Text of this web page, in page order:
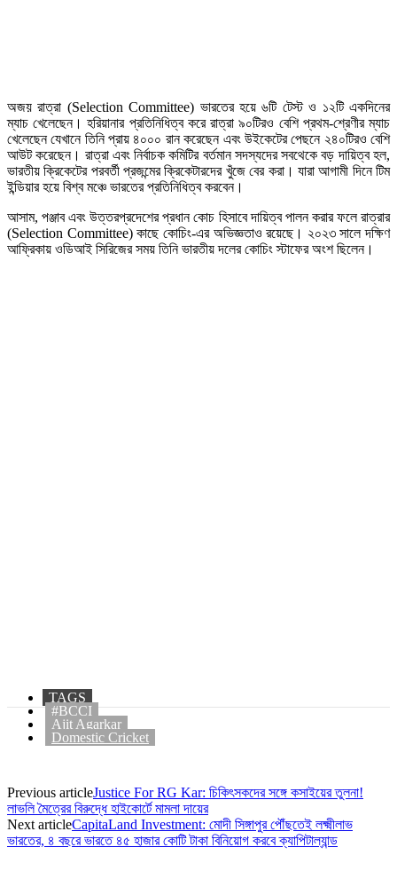
অজয় রাত্রা (Selection Committee) ভারতের হয়ে ৬টি টেস্ট ও ১২টি একদিনের
ম্যাচ খেলেছেন। হরিয়ানার প্রতিনিধিত্ব করে রাত্রা ৯০টিরও বেশি প্রথম-শ্রেণীর ম্যাচ
খেলেছেন যেখানে তিনি প্রায় ৪০০০ রান করেছেন এবং উইকেটের পেছনে ২৪০টিরও বেশি
আউট করেছেন। রাত্রা এবং নির্বাচক কমিটির বর্তমান সদস্যদের সবথেকে বড় দায়িত্ব হল,
ভারতীয় ক্রিকেটের পরবর্তী প্রজন্মের ক্রিকেটারদের খুঁজে বের করা। যারা আগামী দিনে টিম
ইন্ডিয়ার হয়ে বিশ্ব মঞ্চে ভারতের প্রতিনিধিত্ব করবেন।
আসাম, পঞ্জাব এবং উত্তরপ্রদেশের প্রধান কোচ হিসাবে দায়িত্ব পালন করার ফলে রাত্রার
(Selection Committee) কাছে কোচিং-এর অভিজ্ঞতাও রয়েছে। ২০২৩ সালে দক্ষিণ
আফ্রিকায় ওডিআই সিরিজের সময় তিনি ভারতীয় দলের কোচিং স্টাফের অংশ ছিলেন।
TAGS
#BCCI
Ajit Agarkar
Domestic Cricket
Previous articleJustice For RG Kar: চিকিৎসকদের সঙ্গে কসাইয়ের তুলনা!
লাভলি মৈত্রের বিরুদ্ধে হাইকোর্টে মামলা দায়ের
Next articleCapitaLand Investment: মোদী সিঙ্গাপুর পৌঁছতেই লক্ষ্মীলাভ
ভারতের, ৪ বছরে ভারতে ৪৫ হাজার কোটি টাকা বিনিয়োগ করবে ক্যাপিটাল্যান্ড